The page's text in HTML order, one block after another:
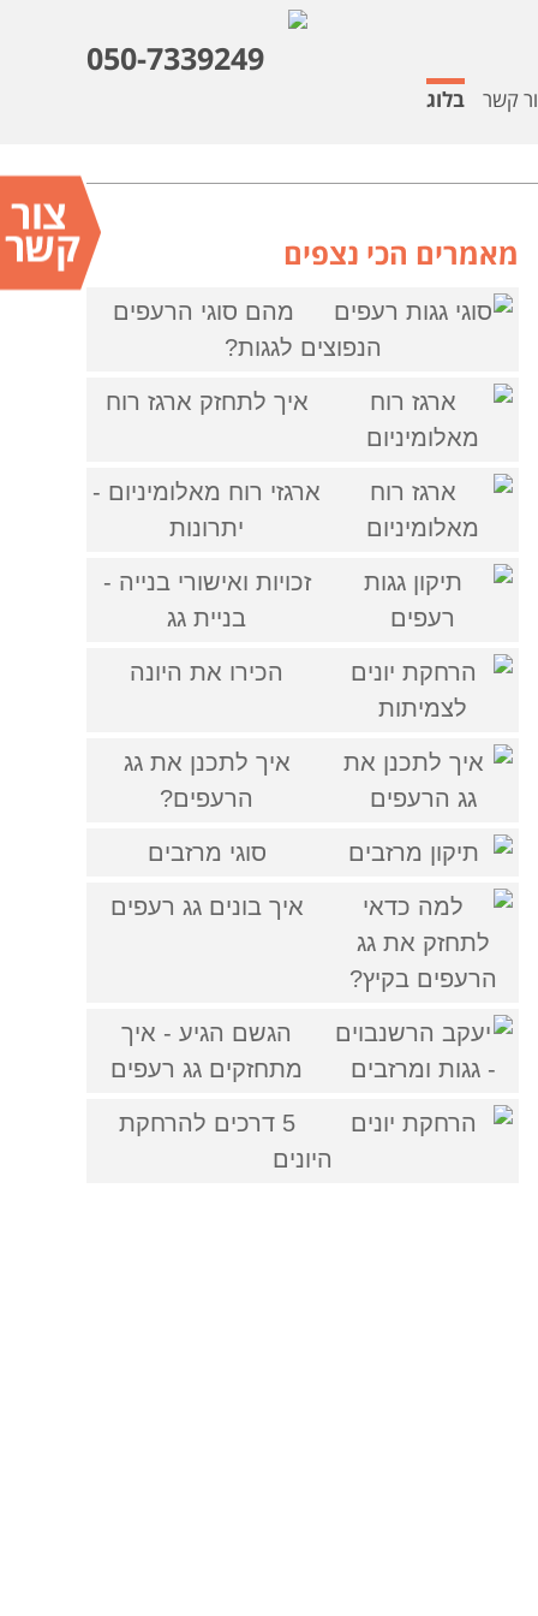
קשר בלוג
050-7339249
מאמרים הכי נצפים
מהם סוגי הרעפים
הנפוצים לגגות?
איך לתחזק ארגז רוח
ארגזי רוח מאלומיניום -
יתרונות
זכויות ואישורי בנייה -
בניית גג
הכירו את היונה
איך לתכנן את גג
הרעפים?
סוגי מרזבים
איך בונים גג רעפים
הגשם הגיע - איך
מתחזקים גג רעפים
5 דרכים להרחקת
היונים